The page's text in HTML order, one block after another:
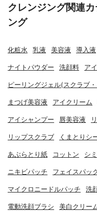
クレンジング関連
ング
化粧水 乳液 美容液 導入液
ナイトパウダー 洗顔料 ア
ピーリングジェル(スクラブ
まつげ美容液 アイクリーム
アイシャンプー 唇美容液
リップスクラブ くまとりシ
あぶらとり紙 コットン シ
ニキビパッチ フェイスパッ
マイクロニードルパッチ 洗
電動洗顔ブラシ 美白クリー